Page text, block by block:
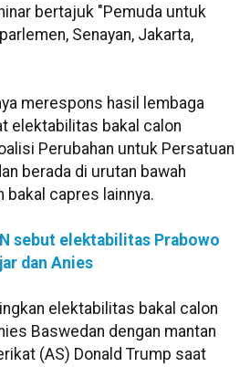
bertajuk "Pemuda untuk
Senayan, Jakarta,
merespons hasil lembaga
elektabilitas bakal calon
Perubahan untuk Persatuan
berada di urutan bawah
bakal capres lainnya.
sebut elektabilitas Prabowo
dan Anies
elektabilitas bakal calon
Baswedan dengan mantan
(AS) Donald Trump saat